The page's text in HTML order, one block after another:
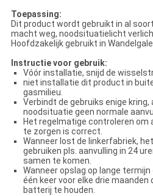
Toepassing:
Dit product wordt gebruikt in al
macht weg, noodsituatielicht
Hoofdzakelijk gebruikt in
Instructie voor gebruik:
Vóór installatie, snijd de
niet installatie dit product in
gasmilieu.
Verbindt de gebruiks enige kring,
noodsituatie geen normale
Het regelmatige controleren om
te zorgen is correct.
Wanneer lost de linkerfabriek,
gebruiken pls. aanvulling in 24
samen te komen.
Wanneer opslag op lange
één keer voor elke drie
batterij te houden.